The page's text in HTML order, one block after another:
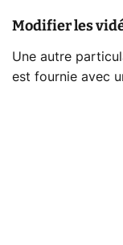
Modifier les
Une autre
est fournie avec